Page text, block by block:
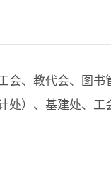
会、教代会、图
处）、基建处、